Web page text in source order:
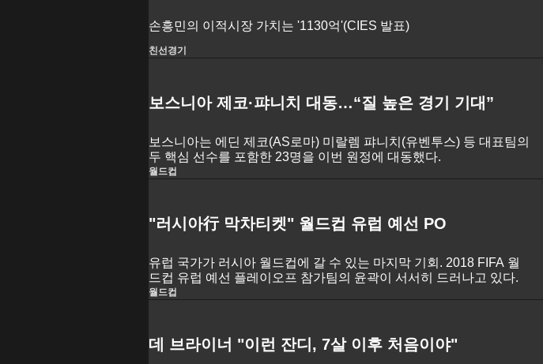
손흥민의 이적시장 가치는 '1130억'(CIES 발표)
친선경기
보스니아 제코·퍄니치 대동…“질 높은 경기 기대”
보스니아는 에딘 제코(AS로마) 미랄렘 퍄니치(유벤투스) 등 대표팀의
두 핵심 선수를 포함한 23명을 이번 원정에 대동했다.
월드컵
"러시아行 막차티켓" 월드컵 유럽 예선 PO
유럽 국가가 러시아 월드컵에 갈 수 있는 마지막 기회. 2018 FIFA 월
드컵 유럽 예선 플레이오프 참가팀의 윤곽이 서서히 드러나고 있다.
월드컵
데 브라이너 "이런 잔디, 7살 이후 처음이야"